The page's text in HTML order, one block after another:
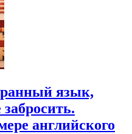
язык,
английского